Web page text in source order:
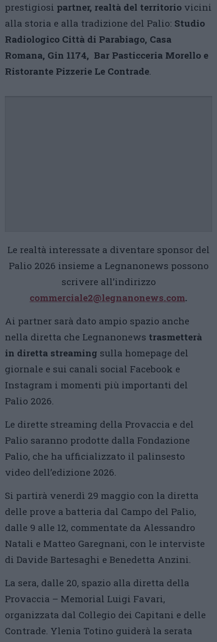
prestigiosi partner, realtà del territorio vicini
alla storia e alla tradizione del Palio: Studio
Radiologico Città di Parabiago, Casa
Romana, Gin 1174, Bar Pasticceria Morello e
Ristorante Pizzerie Le Contrade.
Le realtà interessate a diventare sponsor del
Palio 2026 insieme a Legnanonews possono
scrivere all’indirizzo
commerciale2@legnanonews.com.
Ai partner sarà dato ampio spazio anche
nella diretta che Legnanonews trasmetterà
in diretta streaming sulla homepage del
giornale e sui canali social Facebook e
Instagram i momenti più importanti del
Palio 2026.
Le dirette streaming della Provaccia e del
Palio saranno prodotte dalla Fondazione
Palio, che ha ufficializzato il palinsesto
video dell’edizione 2026.
Si partirà venerdì 29 maggio con la diretta
delle prove a batteria dal Campo del Palio,
dalle 9 alle 12, commentate da Alessandro
Natali e Matteo Garegnani, con le interviste
di Davide Bartesaghi e Benedetta Anzini.
La sera, dalle 20, spazio alla diretta della
Provaccia – Memorial Luigi Favari,
organizzata dal Collegio dei Capitani e delle
Contrade. Ylenia Totino guiderà la serata